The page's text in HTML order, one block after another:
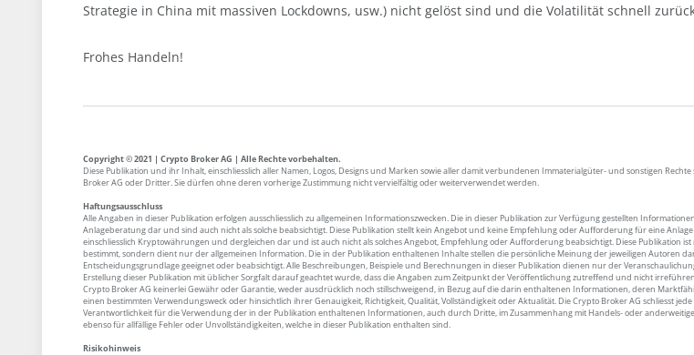
Strategie in China mit massiven Lockdowns, usw.) nicht gelöst sind und die Volatilität schnell
Frohes Handeln!
Copyright © 2021 | Crypto Broker AG | Alle Rechte vorbehalten.
Diese Publikation und ihr Inhalt, einschliesslich aller Namen, Logos, Designs und Marken sowie aller damit verbundenen Immaterialgüter- und sonstigen
Broker AG oder Dritter. Sie dürfen ohne deren vorherige Zustimmung nicht vervielfältig oder weiterverwendet werden.
Haftungsausschluss
Alle Angaben in dieser Publikation erfolgen ausschliesslich zu allgemeinen Informationszwecken. Die in dieser Publikation zur Verfügung gestellten
Anlageberatung dar und sind auch nicht als solche beabsichtigt. Diese Publikation stellt kein Angebot und keine Empfehlung oder Aufforderung für eine
einschliesslich Kryptowährungen und dergleichen dar und ist auch nicht als solches Angebot, Empfehlung oder Aufforderung beabsichtigt. Diese Publikation
bestimmt, sondern dient nur der allgemeinen Information. Die in der Publikation enthaltenen Inhalte stellen die persönliche Meinung der jeweiligen Autoren
Entscheidungsgrundlage geeignet oder beabsichtigt. Alle Beschreibungen, Beispiele und Berechnungen in dieser Publikation dienen nur der
Erstellung dieser Publikation mit üblicher Sorgfalt darauf geachtet wurde, dass die Angaben zum Zeitpunkt der Veröffentlichung zutreffend und nicht
Crypto Broker AG keinerlei Gewähr oder Garantie, weder ausdrücklich noch stillschweigend, in Bezug auf die darin enthaltenen Informationen, deren
einen bestimmten Verwendungsweck oder hinsichtlich ihrer Genauigkeit, Richtigkeit, Qualität, Vollständigkeit oder Aktualität. Die Crypto Broker AG schliesst
Verantwortlichkeit für die Verwendung der in der Publikation enthaltenen Informationen, auch durch Dritte, im Zusammenhang mit Handels- oder
ebenso für allfällige Fehler oder Unvollständigkeiten, welche in dieser Publikation enthalten sind.
Risikohinweis